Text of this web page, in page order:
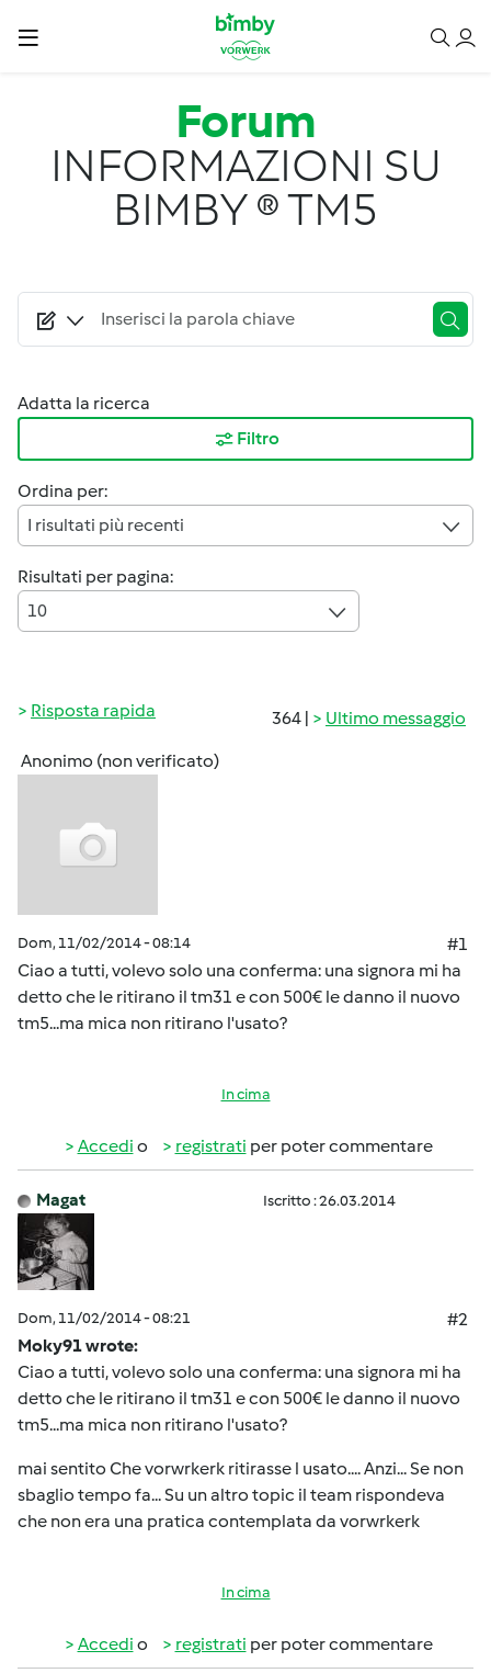
Salta al contenuto principale
Forum
INFORMAZIONI SU
BIMBY ® TM5
Adatta la ricerca
Filtro
Ordina per:
I risultati più recenti
Risultati per pagina:
10
364 | Ultimo messaggio
Risposta rapida
Anonimo (non verificato)
Dom, 11/02/2014 - 08:14
#1
Ciao a tutti, volevo solo una conferma: una signora mi ha
detto che le ritirano il tm31 e con 500€ le danno il nuovo
tm5...ma mica non ritirano l'usato?
In cima
Accedi o registrati per poter commentare
Magat Iscritto : 26.03.2014
Dom, 11/02/2014 - 08:21
#2
Moky91 wrote:
Ciao a tutti, volevo solo una conferma: una signora mi ha
detto che le ritirano il tm31 e con 500€ le danno il nuovo
tm5...ma mica non ritirano l'usato?
mai sentito Che vorwrkerk ritirasse l usato.... Anzi... Se non
sbaglio tempo fa... Su un altro topic il team rispondeva
che non era una pratica contemplata da vorwrkerk
In cima
Accedi o registrati per poter commentare